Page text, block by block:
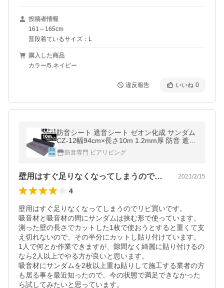
投稿者情報
161～165cm
普段着ているサイズ：L
購入した商品
カラー/5.ネイビー
違反報告 いいね 0
防音シート 遮音シート ゼオン化成 サンダム
CZ-12幅94cm×長さ10m 1.2mm厚 防音 遮音
壁 防音材 遮音材 DIY 防音室 防音ボード シ
ート 防音対策 騒音対策 楽器
防音専門 ピアリビング
壁用はすぐ足りなくなってしまうのでリピ… 2021/2/15
4
壁用はすぐ足りなくなってしまうのでリピ買いです。
吸音材と吸音材の間にサンダムは挟む形で使っています。
測った壁の長さでカットした1枚で使おうとすると重くて支
え切れないので、その半分にカットし貼り付けています。
1人で何とか作業できますが、隙間なく綺麗に貼り付けるの
なら2人以上でやる方が良いと思います。
吸音材にサンダムを2枚以上重ね貼りして施工する業者の方
も居る事を最近知ったので、今の状態で満足できなかった
ら試してみたいと思っています。